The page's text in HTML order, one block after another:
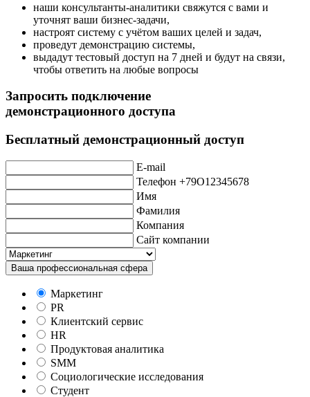
наши консультанты-аналитики свяжутся с вами и
уточнят ваши бизнес-задачи,
настроят систему с учётом ваших целей и задач,
проведут демонстрацию системы,
выдадут тестовый доступ на 7 дней и будут на связи,
чтобы ответить на любые вопросы
Запросить подключение
демонстрационного доступа
Бесплатный демонстрационный доступ
E-mail
Телефон +79O12345678
Имя
Фамилия
Компания
Сайт компании
Ваша профессиональная сфера
Маркетинг
PR
Клиентский сервис
HR
Продуктовая аналитика
SMM
Социологические исследования
Студент